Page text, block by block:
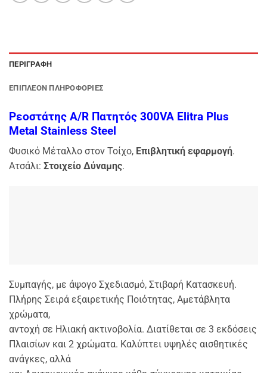
ΠΕΡΙΓΡΑΦΉ
ΕΠΙΠΛΈΟΝ ΠΛΗΡΟΦΟΡΊΕΣ
Ρεοστάτης A/R Πατητός 300VA Elitra Plus
Metal Stainless Steel
Φυσικό Μέταλλο στον Τοίχο, Επιβλητική εφαρμογή.
Ατσάλι: Στοιχείο Δύναμης.
Συμπαγής, με άψογο Σχεδιασμό, Στιβαρή Κατασκευή.
Πλήρης Σειρά εξαιρετικής Ποιότητας, Αμετάβλητα
χρώματα,
αντοχή σε Ηλιακή ακτινοβολία. Διατίθεται σε 3 εκδόσεις
Πλαισίων και 2 χρώματα. Καλύπτει υψηλές αισθητικές
ανάγκες, αλλά